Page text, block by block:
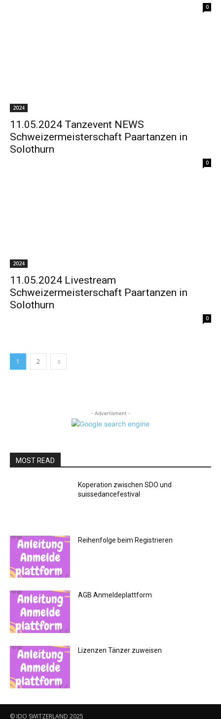
0
2024
11.05.2024 Tanzevent NEWS
Schweizermeisterschaft Paartanzen in
Solothurn
0
2024
11.05.2024 Livestream
Schweizermeisterschaft Paartanzen in
Solothurn
0
1 2
- Advertisment -
MOST READ
Koperation zwischen SDO und
suissedancefestival
Reihenfolge beim Registrieren
AGB Anmeldeplattform
Lizenzen Tänzer zuweisen
© IDO SWITZERLAND 2025